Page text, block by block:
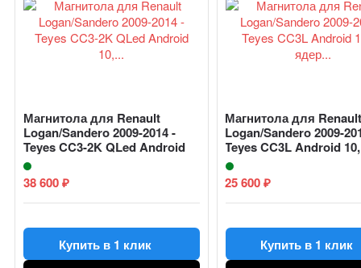
Магнитола для Renault
Logan/Sandero 2009-2014 -
Teyes CC3-2K QLed Android
10,...
38 600₽
Купить в 1 клик
Магнитола для
Logan/Sandero 2009-
Teyes CC3L Android
ядер...
25 600₽
Купить в 1 клик